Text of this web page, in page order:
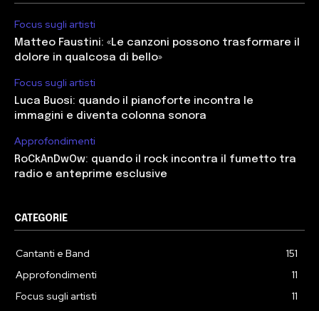
Focus sugli artisti
Matteo Faustini: «Le canzoni possono trasformare il
dolore in qualcosa di bello»
Focus sugli artisti
Luca Buosi: quando il pianoforte incontra le
immagini e diventa colonna sonora
Approfondimenti
RoCkAnDwOw: quando il rock incontra il fumetto tra
radio e anteprime esclusive
CATEGORIE
Cantanti e Band
151
Approfondimenti
11
Focus sugli artisti
11